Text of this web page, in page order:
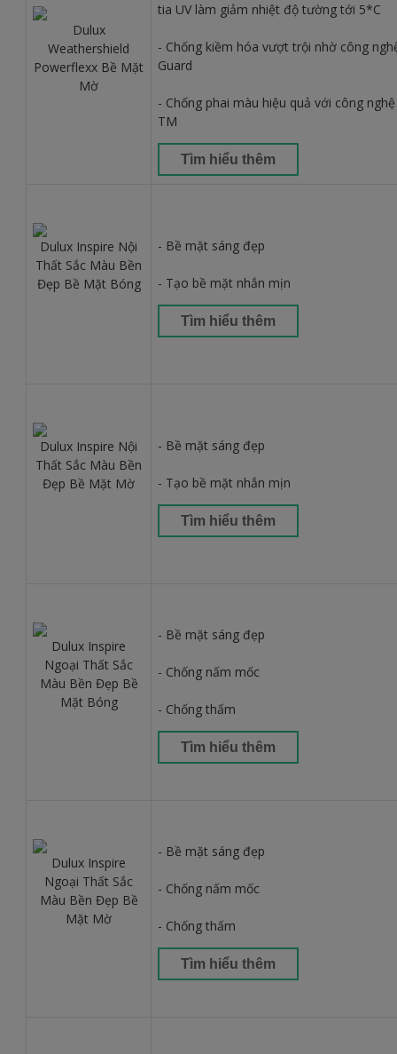
Dulux
Weathershield
Powerflexx Bề Mặt
Mờ
tia UV làm giảm nhiệt độ tường tới 5*C
- Chống kiềm hóa vượt trội nhờ công
Guard
- Chống phai màu hiệu quả với công
TM
Tìm hiểu thêm
Dulux Inspire Nội
Thất Sắc Màu Bền
Đẹp Bề Mặt Bóng
- Bề mặt sáng đẹp
- Tạo bề mặt nhắn mịn
Tìm hiểu thêm
Dulux Inspire Nội
Thất Sắc Màu Bền
Đẹp Bề Mặt Mờ
- Bề mặt sáng đẹp
- Tạo bề mặt nhắn mịn
Tìm hiểu thêm
Dulux Inspire
Ngoại Thất Sắc
Màu Bền Đẹp Bề
Mặt Bóng
- Bề mặt sáng đẹp
- Chống nấm mốc
- Chống thấm
Tìm hiểu thêm
Dulux Inspire
Ngoại Thất Sắc
Màu Bền Đẹp Bề
Mặt Mờ
- Bề mặt sáng đẹp
- Chống nấm mốc
- Chống thấm
Tìm hiểu thêm